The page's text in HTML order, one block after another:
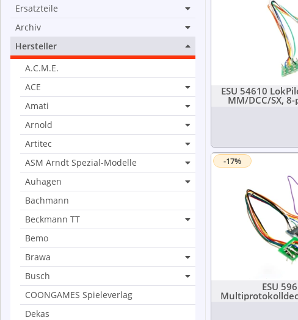
ESU 54610
MM/DCC/SX,
-17%
ESU
8-pin
Ersatzteile
Archiv
Hersteller
A.C.M.E.
ACE
Amati
Arnold
Artitec
ASM Arndt Spezial-Modelle
Auhagen
Bachmann
Beckmann TT
Bemo
Brawa
Busch
COONGAMES Spieleverlag
Dekas